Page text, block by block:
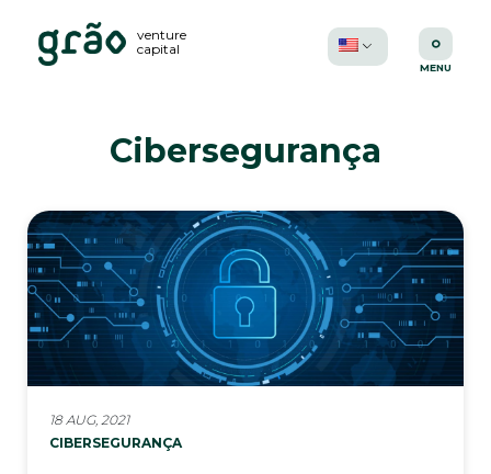
venture
capital
Cibersegurança
18 AUG, 2021
CIBERSEGURANÇA